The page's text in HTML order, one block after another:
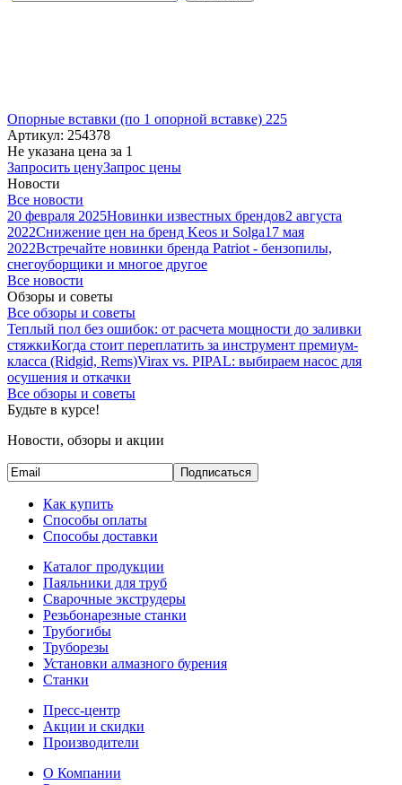
Опорные вставки (по 1 опорной вставке) 225
Артикул: 254378
Не указана цена за 1
Запросить ценуЗапрос цены
Новости
Все новости
20 февраля 2025Новинки известных брендов2 августа
2022Снижение цен на бренд Keos и Solga17 мая
2022Встречайте новинки бренда Patriot - бензопилы,
снегоуборщики и многое другое
Все новости
Обзоры и советы
Все обзоры и советы
Теплый пол без ошибок: от расчета мощности до заливки
стяжкиКогда стоит переплатить за инструмент премиум-
класса (Ridgid, Rems)Virax vs. PIPAL: выбираем насос для
осушения и откачки
Все обзоры и советы
Будьте в курсе!
Новости, обзоры и акции
Подписаться
Как купить
Способы оплаты
Способы доставки
Каталог продукции
Паяльники для труб
Сварочные экструдеры
Резьбонарезные станки
Трубогибы
Труборезы
Установки алмазного бурения
Станки
Пресс-центр
Акции и скидки
Производители
О Компании